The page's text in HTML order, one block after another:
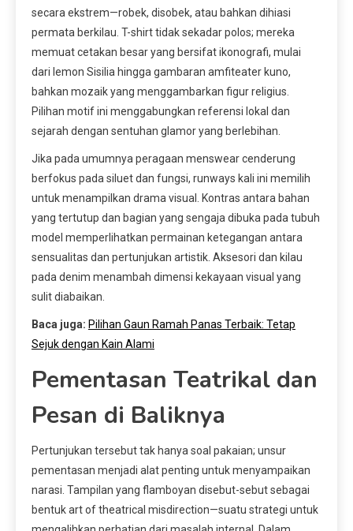
secara ekstrem—robek, disobek, atau bahkan dihiasi
permata berkilau. T-shirt tidak sekadar polos; mereka
memuat cetakan besar yang bersifat ikonografi, mulai
dari lemon Sisilia hingga gambaran amfiteater kuno,
bahkan mozaik yang menggambarkan figur religius.
Pilihan motif ini menggabungkan referensi lokal dan
sejarah dengan sentuhan glamor yang berlebihan.
Jika pada umumnya peragaan menswear cenderung
berfokus pada siluet dan fungsi, runways kali ini memilih
untuk menampilkan drama visual. Kontras antara bahan
yang tertutup dan bagian yang sengaja dibuka pada tubuh
model memperlihatkan permainan ketegangan antara
sensualitas dan pertunjukan artistik. Aksesori dan kilau
pada denim menambah dimensi kekayaan visual yang
sulit diabaikan.
Baca juga: Pilihan Gaun Ramah Panas Terbaik: Tetap
Sejuk dengan Kain Alami
Pementasan Teatrikal dan
Pesan di Baliknya
Pertunjukan tersebut tak hanya soal pakaian; unsur
pementasan menjadi alat penting untuk menyampaikan
narasi. Tampilan yang flamboyan disebut-sebut sebagai
bentuk art of theatrical misdirection—suatu strategi untuk